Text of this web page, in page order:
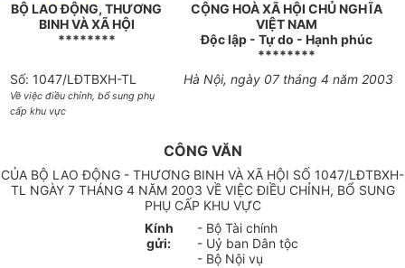
BỘ LAO ĐỘNG, THƯƠNG
BINH VÀ XÃ HỘI
********
CỘNG HOÀ XÃ HỘI CHỦ NGHĨA
VIỆT NAM
Độc lập - Tự do - Hạnh phúc
********
Số: 1047/LĐTBXH-TL
Về việc điều chỉnh, bổ sung phụ
cấp khu vực
Hà Nội, ngày 07 tháng 4 năm 2003
CÔNG VĂN
CỦA BỘ LAO ĐỘNG - THƯƠNG BINH VÀ XÃ HỘI SỐ 1047/LĐTBXH-
TL NGÀY 7 THÁNG 4 NĂM 2003 VỀ VIỆC ĐIỀU CHỈNH, BỔ SUNG
PHỤ CẤP KHU VỰC
Kính
gửi:
- Bộ Tài chính
- Uỷ ban Dân tộc
- Bộ Nội vụ